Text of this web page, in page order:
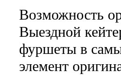
Возможность
Выездной
фуршеты в
элемент